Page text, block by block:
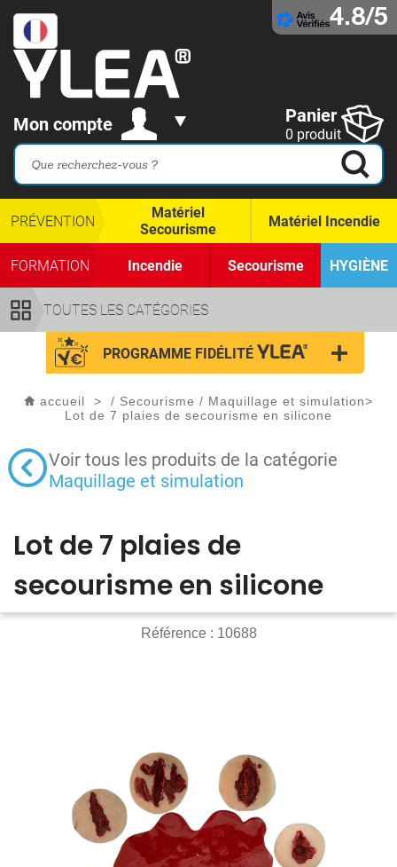
4.8/5
Mon compte Panier
0 produit
TOUTES LES CATÉGORIES
PRÉVENTION
Matériel
Secourisme
Matériel Incendie
FORMATION Incendie Secourisme HYGIÈNE
PROGRAMME FIDÉLITÉ
accueil > / Secourisme / Maquillage et simulation>
Lot de 7 plaies de secourisme en silicone
Voir tous les produits de la catégorie
Maquillage et simulation
Lot de 7 plaies de
secourisme en silicone
Référence : 10688